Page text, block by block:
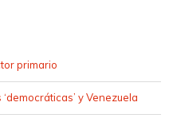
primario
y Venezuela